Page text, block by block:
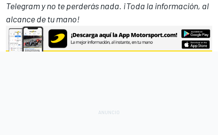
Telegramy no te perderás nada. ¡Toda la información, al
alcance de tu mano!